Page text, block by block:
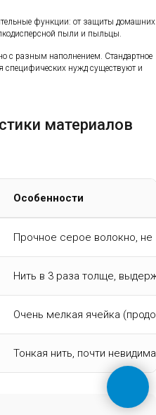
функции: от защиты домашних
пыли и пыльцы.
с разным наполнением. Стандартное
специфических нужд существуют и
материалов
Особенности
Прочное серое волокно, не
Нить в 3 раза толще,
Очень мелкая ячейка
Тонкая нить, почти невидима